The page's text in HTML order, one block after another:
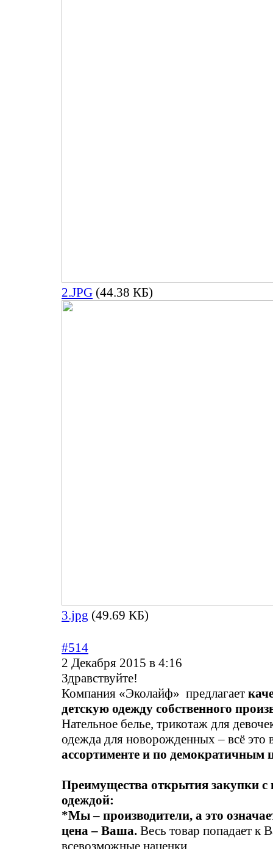
2.JPG (44.38 КБ)
3.jpg (49.69 КБ)
#514
2 Декабря 2015 в 4:16
Здравствуйте!
Компания «Эколайф» предлагает
детскую одежду собственного
Нательное белье, трикотаж для
одежда для новорожденных – всё это
ассортименте и по демократичным
Преимущества открытия закупки с
одеждой:
*Мы – производители, а это
цена – Ваша. Весь товар попадает к
всевозможные наценки.